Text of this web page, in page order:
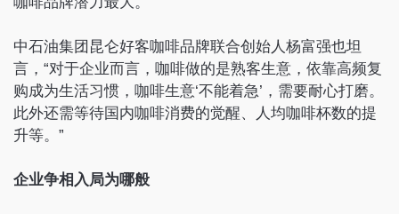
中石油集团昆仑好客咖啡品牌联合创始人杨富强也坦
言，“对于企业而言，咖啡做的是熟客生意，依靠高频复
购成为生活习惯，咖啡生意‘不能着急’，需要耐心打磨。
此外还需等待国内咖啡消费的觉醒、人均咖啡杯数的提
升等。”
企业争相入局为哪般